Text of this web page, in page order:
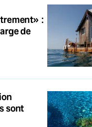
:
de
sont